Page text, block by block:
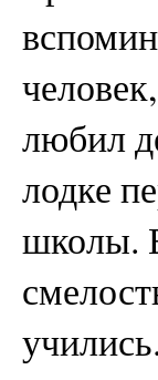
любил
лодке
школы.